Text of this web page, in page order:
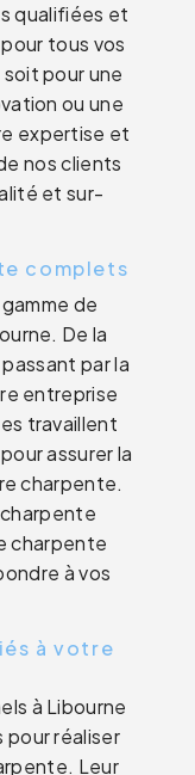
qualifiées et
tous vos
pour une
ou une
expertise et
nos clients
et sur-
complets
de
De la
par la
entreprise
travaillent
assurer la
charpente.
charpente
à vos
à votre
à Libourne
réaliser
Leur